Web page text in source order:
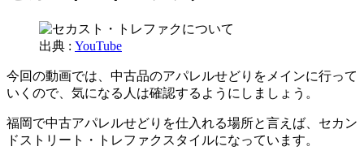
出典 : YouTube
今回の動画では、中古品のアパレルせどりをメインに行って
いくので、気になる人は確認するようにしましょう。
福岡で中古アパレルせどりを仕入れる場所と言えば、セカン
ドストリート・トレファクスタイルになっています。